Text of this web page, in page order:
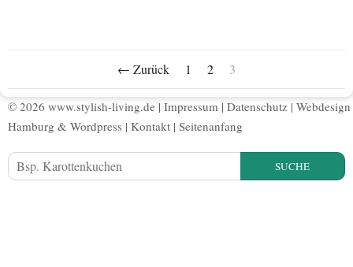
← Zurück 1 2 3
© 2026 www.stylish-living.de | Impressum | Datenschutz | Webdesign
Hamburg & Wordpress | Kontakt | Seitenanfang
SUCHE